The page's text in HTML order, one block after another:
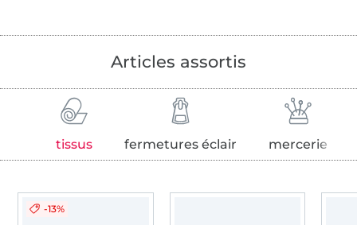
Articles assortis
tissus fermetures éclair mercerie
-13%